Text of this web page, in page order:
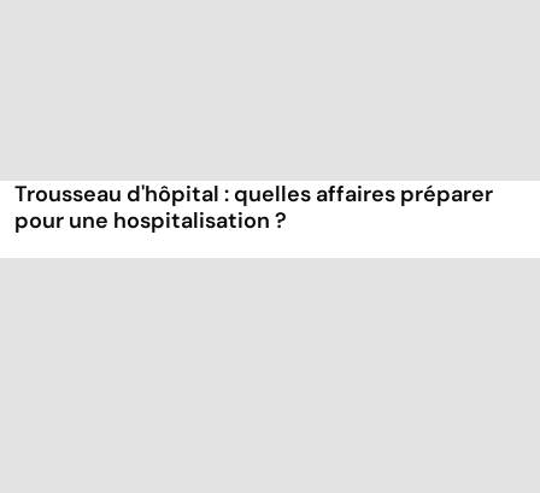
Trousseau d'hôpital : quelles affaires préparer
pour une hospitalisation ?